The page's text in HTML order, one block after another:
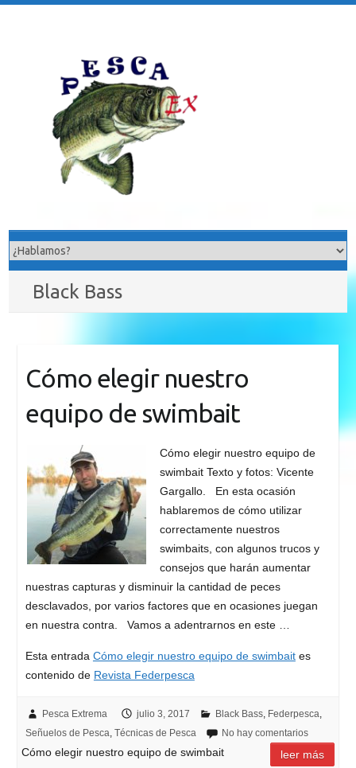
Black Bass
Cómo elegir nuestro
equipo de swimbait
Cómo elegir nuestro equipo de
swimbait Texto y fotos: Vicente
Gargallo. En esta ocasión
hablaremos de cómo utilizar
correctamente nuestros
swimbaits, con algunos trucos y
consejos que harán aumentar
nuestras capturas y disminuir la cantidad de peces
desclavados, por varios factores que en ocasiones juegan
en nuestra contra. Vamos a adentrarnos en este …
Esta entrada Cómo elegir nuestro equipo de swimbaites
contenido de Revista Federpesca
Pesca Extrema julio 3, 2017 Black Bass, Federpesca,
Señuelos de Pesca, Técnicas de Pesca No hay comentarios
Cómo elegir nuestro equipo de swimbait leer más